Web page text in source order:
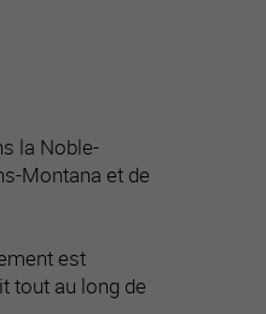
la Noble-
Montana et de
est
tout au long de